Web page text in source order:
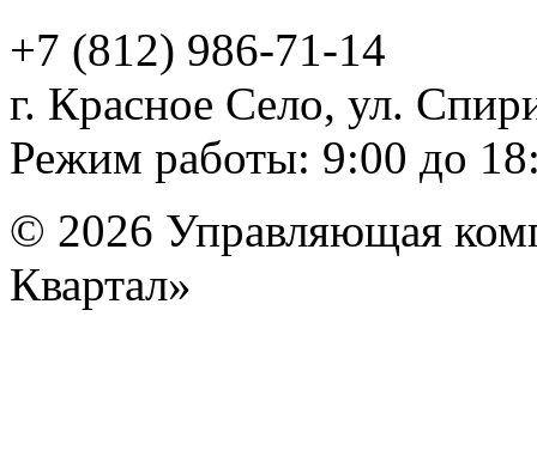
+7 (812) 986-71-14
г. Красное Село, ул.
Режим работы: 9:00 до
© 2026 Управляющая
Квартал»